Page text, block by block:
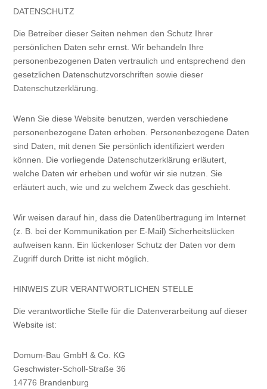
DATENSCHUTZ
Die Betreiber dieser Seiten nehmen den Schutz Ihrer
persönlichen Daten sehr ernst. Wir behandeln Ihre
personenbezogenen Daten vertraulich und entsprechend den
gesetzlichen Datenschutzvorschriften sowie dieser
Datenschutzerklärung.
Wenn Sie diese Website benutzen, werden verschiedene
personenbezogene Daten erhoben. Personenbezogene Daten
sind Daten, mit denen Sie persönlich identifiziert werden
können. Die vorliegende Datenschutzerklärung erläutert,
welche Daten wir erheben und wofür wir sie nutzen. Sie
erläutert auch, wie und zu welchem Zweck das geschieht.
Wir weisen darauf hin, dass die Datenübertragung im Internet
(z. B. bei der Kommunikation per E-Mail) Sicherheitslücken
aufweisen kann. Ein lückenloser Schutz der Daten vor dem
Zugriff durch Dritte ist nicht möglich.
HINWEIS ZUR VERANTWORTLICHEN STELLE
Die verantwortliche Stelle für die Datenverarbeitung auf dieser
Website ist:
Domum-Bau GmbH & Co. KG
Geschwister-Scholl-Straße 36
14776 Brandenburg